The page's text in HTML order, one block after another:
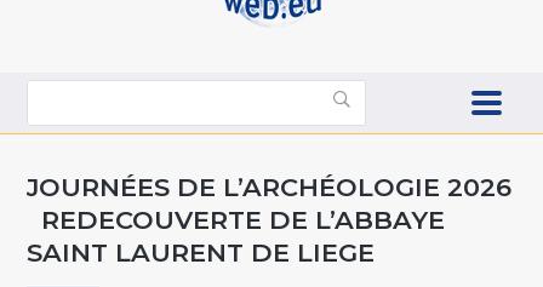
JOURNÉES DE L’ARCHÉOLOGIE 2026
REDECOUVERTE DE L’ABBAYE
SAINT LAURENT DE LIEGE